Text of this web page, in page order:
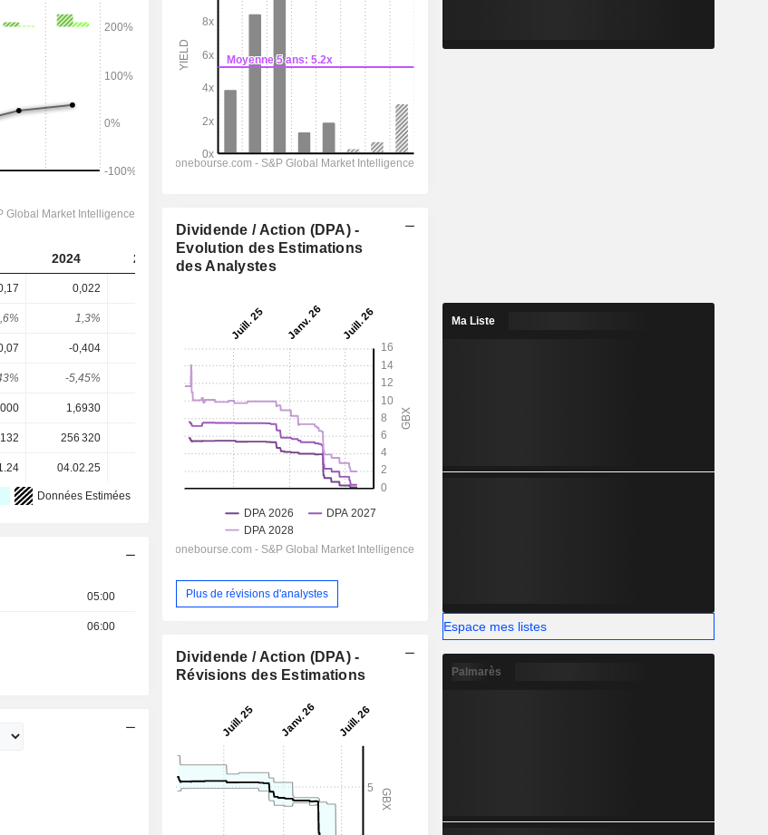
2024 2025 2026
0,022
1,3% 0,25% 0,68%
-0,404 -0,0514 0,0176 0,0534
-5,45% -3,15% 25,2%
1,6930 0,6540 0,6540 0,6540
256 320 256 754 -
04.02.25 - -
Données Estimées
05:00
06:00
Dividende / Action (DPA) -
Evolution des Estimations
des Analystes
Plus de révisions d'analystes
Dividende / Action (DPA) -
Révisions des Estimations
Ma Liste
Espace mes listes
Palmarès